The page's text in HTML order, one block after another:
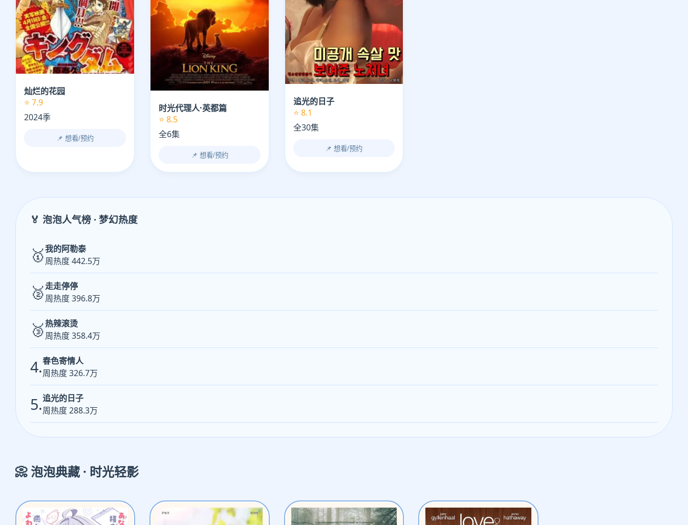
灿烂的花园
⭐ 7.9
2024季
📌 想看/预约
时光代理人·英都篇
⭐ 8.5
全6集
📌 想看/预约
追光的日子
⭐ 8.1
全30集
📌 想看/预约
🏅 泡泡人气榜 · 梦幻热度
🥇我的阿勒泰
周热度 442.5万
🥈走走停停
周热度 396.8万
🥉热辣滚烫
周热度 358.4万
4.春色寄情人
周热度 326.7万
5.追光的日子
周热度 288.3万
📀 泡泡典藏 · 时光轻影